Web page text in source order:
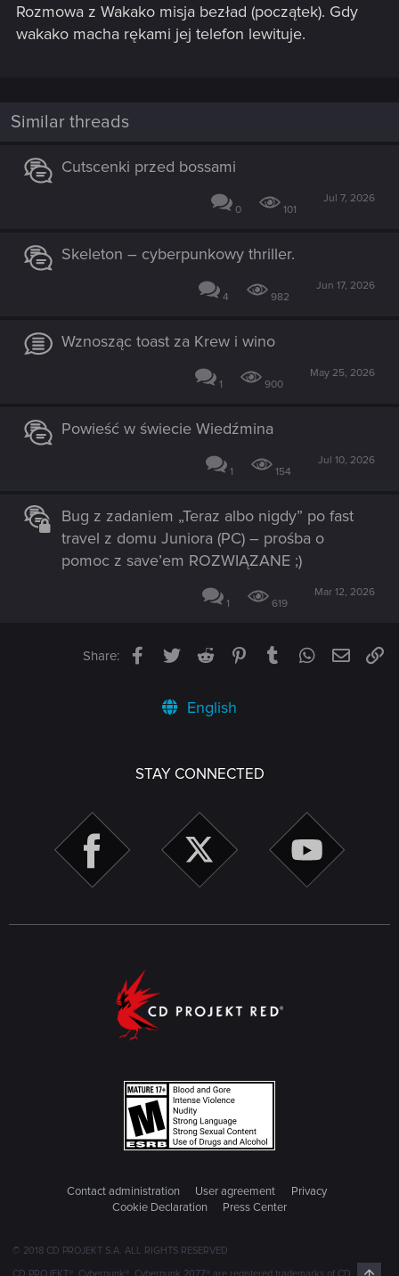
Rozmowa z Wakako misja bezład (początek). Gdy
wakako macha rękami jej telefon lewituje.
Similar threads
Cutscenki przed bossami
0 101
Jul 7, 2026
Skeleton – cyberpunkowy thriller.
4 982
Jun 17, 2026
Wznosząc toast za Krew i wino
1 900
May 25, 2026
Powieść w świecie Wiedźmina
1 154
Jul 10, 2026
Bug z zadaniem „Teraz albo nigdy” po fast
travel z domu Juniora (PC) – prośba o
pomoc z save’em ROZWIĄZANE ;)
1 619
Mar 12, 2026
Share: Facebook
TwitterReddit PinterestTumblrWhatsApp
Email
English
STAY CONNECTED
Contact administration User agreement
Privacy
Cookie Declaration
Press Center
© 2018 CD PROJEKT S.A. ALL RIGHTS RESERVED